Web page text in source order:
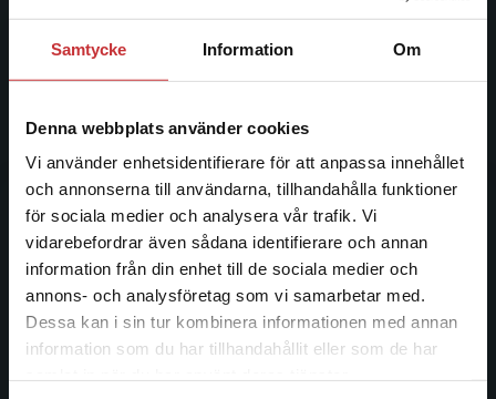
Samtycke Information Om
Denna webbplats använder cookies
Vi använder enhetsidentifierare för att anpassa innehållet
och annonserna till användarna, tillhandahålla funktioner
för sociala medier och analysera vår trafik. Vi
vidarebefordrar även sådana identifierare och annan
information från din enhet till de sociala medier och
annons- och analysföretag som vi samarbetar med.
Dessa kan i sin tur kombinera informationen med annan
information som du har tillhandahållit eller som de har
Begränsad fraktregion
Det verkar som att du besöker
studentlitteratur.se via en enhet utanför Sverige.
Studentlitteratur grundades 1963 och är idag Sveriges
ledande utbildningsförlag. Med läromedel, kurslitteratur,
facklitteratur, utbildningar och digitala
längs hela kunskapsresan.
Kontakta oss
Kontakta oss
046-31 20 00
Postadress:
Box 141
221 00 Lund